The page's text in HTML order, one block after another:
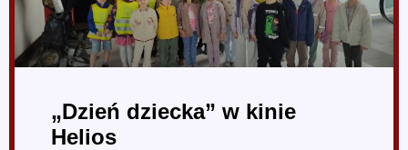
„Dzień dziecka” w kinie
Helios